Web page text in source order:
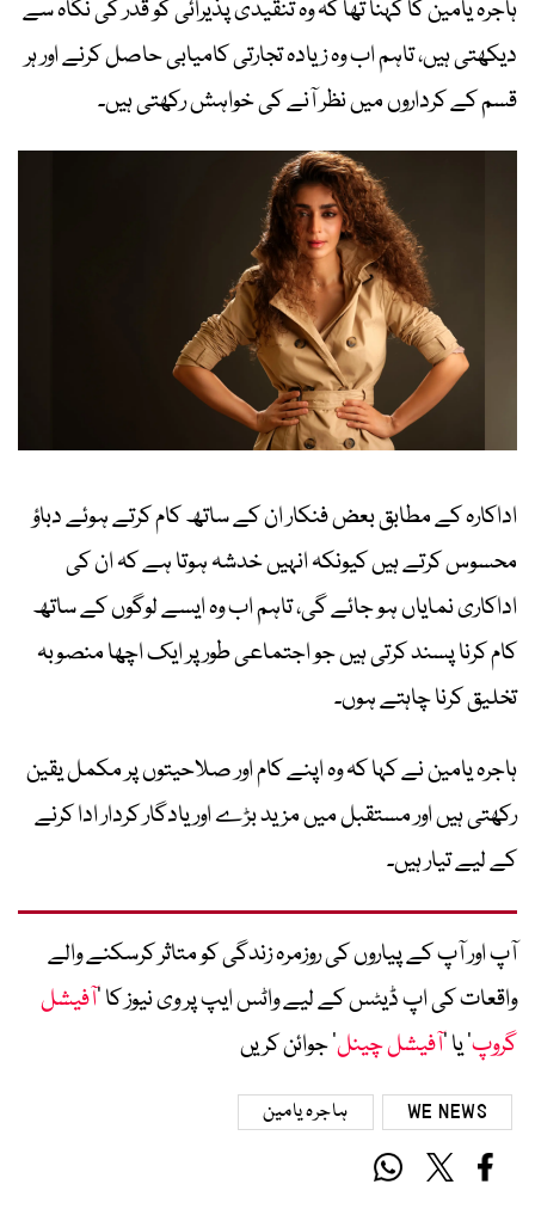
ہاجرہ یامین کا کہنا تھا کہ وہ تنقیدی پذیرائی کو قدر کی نگاہ سے
دیکھتی ہیں، تاہم اب وہ زیادہ تجارتی کامیابی حاصل کرنے اور ہر
قسم کے کرداروں میں نظر آنے کی خواہش رکھتی ہیں۔
اداکارہ کے مطابق بعض فنکار ان کے ساتھ کام کرتے ہوئے دباؤ
محسوس کرتے ہیں کیونکہ انہیں خدشہ ہوتا ہے کہ ان کی
اداکاری نمایاں ہو جائے گی، تاہم اب وہ ایسے لوگوں کے ساتھ
کام کرنا پسند کرتی ہیں جو اجتماعی طور پر ایک اچھا منصوبہ
تخلیق کرنا چاہتے ہوں۔
ہاجرہ یامین نے کہا کہ وہ اپنے کام اور صلاحیتوں پر مکمل یقین
رکھتی ہیں اور مستقبل میں مزید بڑے اور یادگار کردار ادا کرنے
کے لیے تیار ہیں۔
آپ اور آپ کے پیاروں کی روزمرہ زندگی کو متاثر کرسکنے والے
واقعات کی اپ ڈیٹس کے لیے واٹس ایپ پر وی نیوز کا ’آفیشل
گروپ‘ یا ’آفیشل چینل‘ جوائن کریں
WE NEWS ہاجرہ یامین